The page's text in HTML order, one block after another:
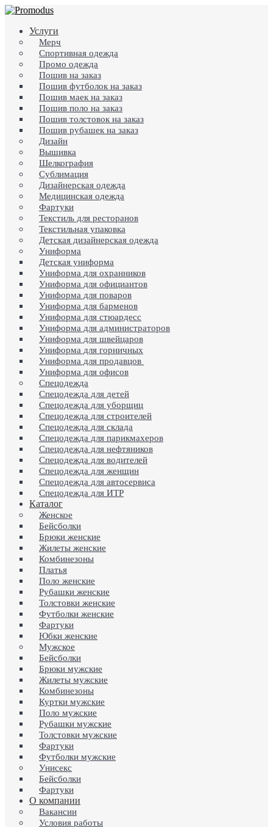
Skip
main
content
search
Menu Услуги
Мерч
Спортивная одежда
Промо одежда
Пошив на заказ
Пошив футболок на заказ
Пошив маек на заказ
Пошив поло на заказ
Пошив толстовок на заказ
Пошив рубашек на заказ
Дизайн
Вышивка
Шелкография
Сублимация
Дизайнерская одежда
Медицинская одежда
Фартуки
Текстиль для ресторанов
Текстильная упаковка
Детская дизайнерская одежда
Униформа
Детская униформа
Униформа для охранников
Униформа для официантов
Униформа для поваров
Униформа для барменов
Униформа для стюардесс
Униформа для администраторов
Униформа для швейцаров
Униформа для горничных
Униформа для продавцов
Униформа для офисов
Спецодежда
Спецодежда для детей
Спецодежда для уборщиц
Спецодежда для строителей
Спецодежда для склада
Спецодежда для парикмахеров
Спецодежда для нефтяников
Спецодежда для водителей
Спецодежда для женщин
Спецодежда для автосервиса
Спецодежда для ИТР
Каталог
Женское
Бейсболки
Брюки женские
Жилеты женские
Комбинезоны
Платья
Поло женские
Рубашки женские
Толстовки женские
Футболки женские
Фартуки
Юбки женские
Мужское
Бейсболки
Брюки мужские
Жилеты мужские
Комбинезоны
Куртки мужские
Поло мужские
Рубашки мужские
Толстовки мужские
Фартуки
Футболки мужские
Унисекс
Бейсболки
Фартуки
О компании
Вакансии
Условия работы